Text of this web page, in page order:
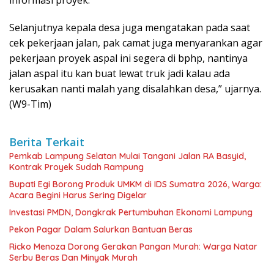
Selanjutnya kepala desa juga mengatakan pada saat
cek pekerjaan jalan, pak camat juga menyarankan agar
pekerjaan proyek aspal ini segera di bphp, nantinya
jalan aspal itu kan buat lewat truk jadi kalau ada
kerusakan nanti malah yang disalahkan desa,” ujarnya.
(W9-Tim)
Berita Terkait
Pemkab Lampung Selatan Mulai Tangani Jalan RA Basyid,
Kontrak Proyek Sudah Rampung
Bupati Egi Borong Produk UMKM di IDS Sumatra 2026, Warga:
Acara Begini Harus Sering Digelar
Investasi PMDN, Dongkrak Pertumbuhan Ekonomi Lampung
Pekon Pagar Dalam Salurkan Bantuan Beras
Ricko Menoza Dorong Gerakan Pangan Murah: Warga Natar
Serbu Beras Dan Minyak Murah